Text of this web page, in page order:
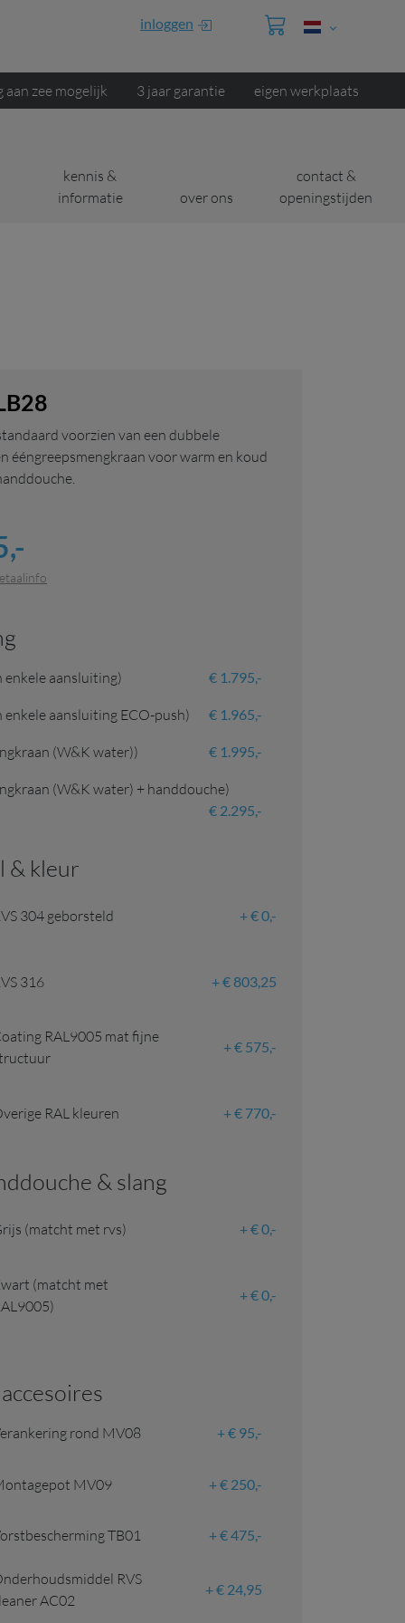
inloggen
aan zee mogelijk 3 jaar garantie eigen werkplaats
kennis &
informatie
over ons
contact &
openingstijden
voorzien van een dubbele
ééngreepsmengkraan voor warm en koud
enkele aansluiting) € 1.795,-
enkele aansluiting ECO-push) € 1.965,-
(W&K water)) € 1.995,-
(W&K water) + handdouche)
€ 2.295,-
& kleur
304 geborsteld € 0,-
316 € 803,25
RAL9005 mat fijne
€ 575,-
RAL kleuren € 770,-
& slang
(matcht met rvs) € 0,-
(matcht met
€ 0,-
accesoires
rond MV08 € 95,-
MV09 € 250,-
TB01 € 475,-
RVS
AC02
€ 24,95